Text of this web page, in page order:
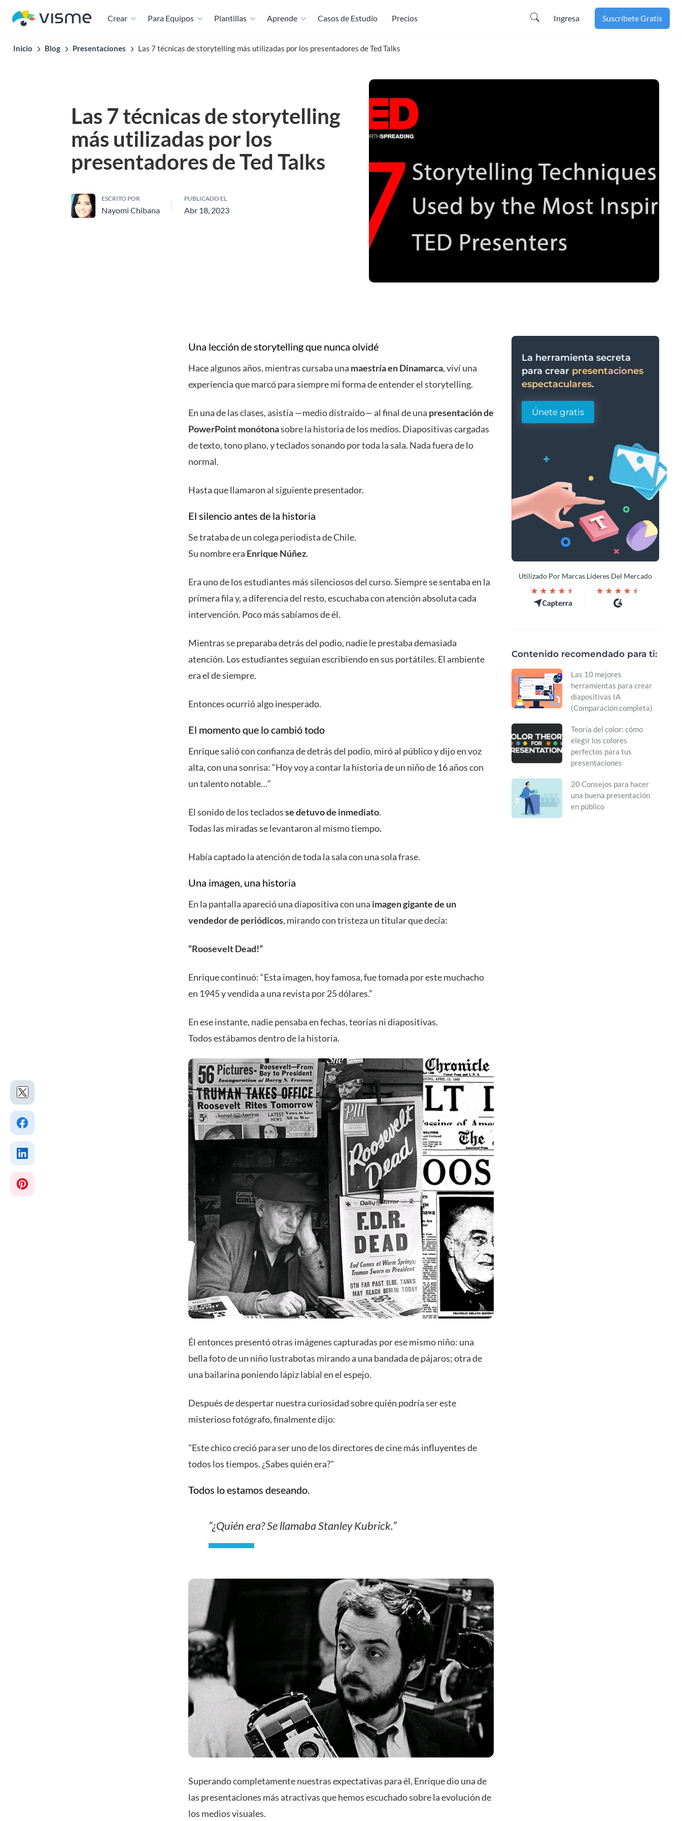
Crear Para Equipos Plantillas Aprende Casos de Estudio Precios Ingresa Suscríbete Gratis
Inicio Blog Presentaciones Las 7 técnicas de storytelling más utilizadas por los presentadores de Ted Talks
Las 7 técnicas de storytelling
más utilizadas por los
presentadores de Ted Talks
ESCRITO POR
Nayomi Chibana
PUBLICADO EL
Abr 18, 2023
Una lección de storytelling que nunca olvidé
Hace algunos años, mientras cursaba una maestría en Dinamarca, viví una
experiencia que marcó para siempre mi forma de entender el storytelling.
En una de las clases, asistía —medio distraído— al final de una presentación de
PowerPoint monótonasobre la historia de los medios. Diapositivas cargadas
de texto, tono plano, y teclados sonando por toda la sala. Nada fuera de lo
normal.
Hasta que llamaron al siguiente presentador.
El silencio antes de la historia
Se trataba de un colega periodista de Chile.
Su nombre era Enrique Núñez.
Era uno de los estudiantes más silenciosos del curso. Siempre se sentaba en la
primera fila y, a diferencia del resto, escuchaba con atención absoluta cada
intervención. Poco más sabíamos de él.
Mientras se preparaba detrás del podio, nadie le prestaba demasiada
atención. Los estudiantes seguían escribiendo en sus portátiles. El ambiente
era el de siempre.
Entonces ocurrió algo inesperado.
El momento que lo cambió todo
Enrique salió con confianza de detrás del podio, miró al público y dijo en voz
alta, con una sonrisa: “Hoy voy a contar la historia de un niño de 16 años con
un talento notable…”
El sonido de los tecladosse detuvo de inmediato.
Todas las miradas se levantaron al mismo tiempo.
Había captado la atención de toda la sala con una sola frase.
Una imagen, una historia
En la pantalla apareció una diapositiva con una imagen gigante de un
vendedor de periódicos, mirando con tristeza un titular que decía:
“Roosevelt Dead!”
Enrique continuó: “Esta imagen, hoy famosa, fue tomada por este muchacho
en 1945 y vendida a una revista por 25 dólares.”
En ese instante, nadie pensaba en fechas, teorías ni diapositivas.
Todos estábamos dentro de la historia.
Él entonces presentó otras imágenes capturadas por ese mismo niño: una
bella foto de un niño lustrabotas mirando a una bandada de pájaros; otra de
una bailarina poniendo lápiz labial en el espejo.
Después de despertar nuestra curiosidad sobre quién podría ser este
misterioso fotógrafo, finalmente dijo:
"Este chico creció para ser uno de los directores de cine más influyentes de
todos los tiempos. ¿Sabes quién era?"
Todos lo estamos deseando.
“¿Quién era? Se llamaba Stanley Kubrick.”
Superando completamente nuestras expectativas para él, Enrique dio una de
las presentaciones más atractivas que hemos escuchado sobre la evolución de
los medios visuales.
La herramienta secreta
para crear presentaciones
espectaculares.
Únete gratis
Utilizado Por Marcas Líderes Del Mercado
Contenido recomendado para ti:
Las 10 mejores
herramientas para crear
diapositivas IA
(Comparación completa)
Teoría del color: cómo
elegir los colores
perfectos para tus
presentaciones
20 Consejos para hacer
una buena presentación
en público